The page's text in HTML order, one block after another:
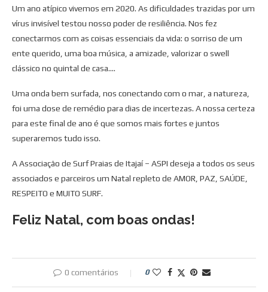
Um ano atípico vivemos em 2020. As dificuldades trazidas por um
vírus invisível testou nosso poder de resiliência. Nos fez
conectarmos com as coisas essenciais da vida: o sorriso de um
ente querido, uma boa música, a amizade, valorizar o swell
clássico no quintal de casa….
Uma onda bem surfada, nos conectando com o mar, a natureza,
foi uma dose de remédio para dias de incertezas. A nossa certeza
para este final de ano é que somos mais fortes e juntos
superaremos tudo isso.
A Associação de Surf Praias de Itajaí – ASPI deseja a todos os seus
associados e parceiros um Natal repleto de AMOR, PAZ, SAÚDE,
RESPEITO e MUITO SURF.
Feliz Natal, com boas ondas!
0 comentários 0